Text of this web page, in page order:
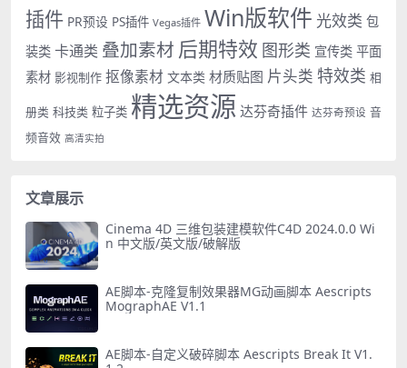
插件 PR预设 PS插件 Vegas插件 Win版软件 光效类 包
装类 卡通类 叠加素材 后期特效 图形类 宣传类 平面
素材 影视制作 抠像素材 文本类 材质贴图 片头类 特效类 相
册类 科技类 粒子类 精选资源 达芬奇插件 达芬奇预设 音
频音效 高清实拍
文章展示
Cinema 4D 三维包装建模软件C4D 2024.0.0 Wi
n 中文版/英文版/破解版
AE脚本-克隆复制效果器MG动画脚本 Aescripts
MographAE V1.1
AE脚本-自定义破碎脚本 Aescripts Break It V1.